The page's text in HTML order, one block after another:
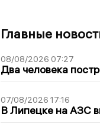
Главные
08/08/2026 07:27
Два человека
07/08/2026 17:16
В Липецке на АЗС